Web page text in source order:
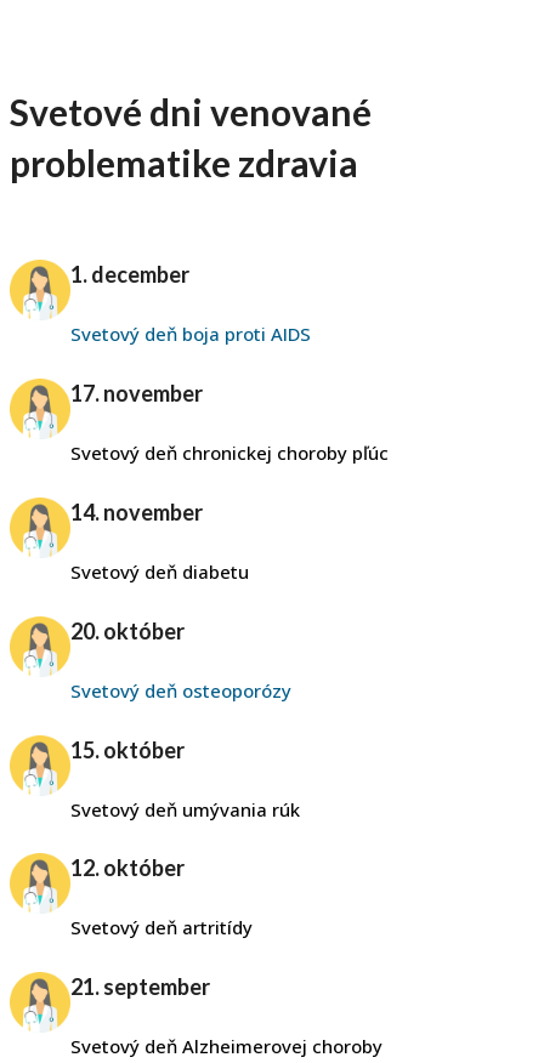
Svetové dni venované
problematike zdravia
1. december
Svetový deň boja proti AIDS
17. november
Svetový deň chronickej choroby pľúc
14. november
Svetový deň diabetu
20. október
Svetový deň osteoporózy
15. október
Svetový deň umývania rúk
12. október
Svetový deň artritídy
21. september
Svetový deň Alzheimerovej choroby